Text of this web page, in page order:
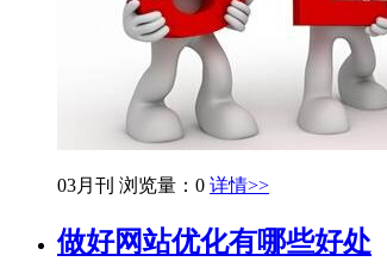
03月刊 浏览量：0 详情>>
做好网站优化有哪些好处